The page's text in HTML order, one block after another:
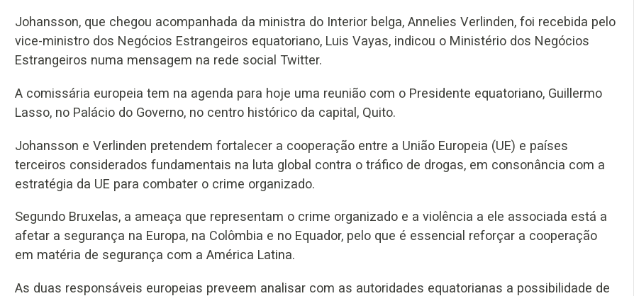
Johansson, que chegou acompanhada da ministra do Interior belga, Annelies Verlinden, foi recebida pelo
vice-ministro dos Negócios Estrangeiros equatoriano, Luis Vayas, indicou o Ministério dos Negócios
Estrangeiros numa mensagem na rede social Twitter.
A comissária europeia tem na agenda para hoje uma reunião com o Presidente equatoriano, Guillermo
Lasso, no Palácio do Governo, no centro histórico da capital, Quito.
Johansson e Verlinden pretendem fortalecer a cooperação entre a União Europeia (UE) e países
terceiros considerados fundamentais na luta global contra o tráfico de drogas, em consonância com a
estratégia da UE para combater o crime organizado.
Segundo Bruxelas, a ameaça que representam o crime organizado e a violência a ele associada está a
afetar a segurança na Europa, na Colômbia e no Equador, pelo que é essencial reforçar a cooperação
em matéria de segurança com a América Latina.
As duas responsáveis europeias preveem analisar com as autoridades equatorianas a possibilidade de